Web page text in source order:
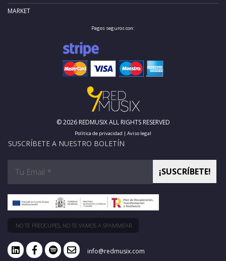
MARKET
Pagos seguros con:
© 2026 REDMUSIX ALL RIGHTS RESERVED
Política de privacidad | Aviso legal
SUSCRÍBETE A NUESTRO BOLETÍN
NO TE PREOCUPES, NO TE VAMOS A SPAMMEAR.
info@redmusix.com